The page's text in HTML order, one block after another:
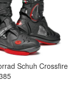
Schuh Crossfire